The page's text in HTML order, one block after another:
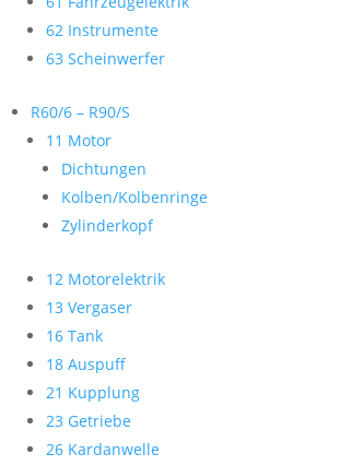
62 Instrumente
63 Scheinwerfer
R60/6 – R90/S
11 Motor
Dichtungen
Kolben/Kolbenringe
Zylinderkopf
12 Motorelektrik
13 Vergaser
16 Tank
18 Auspuff
21 Kupplung
23 Getriebe
26 Kardanwelle